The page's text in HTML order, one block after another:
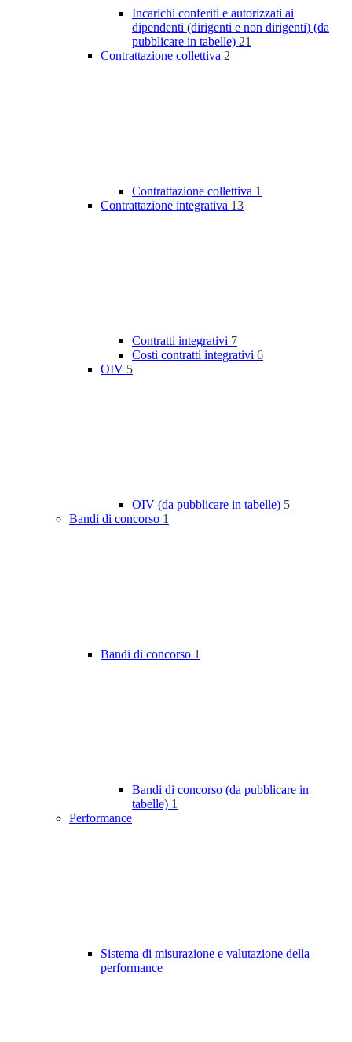
Incarichi conferiti e autorizzati ai
dipendenti (dirigenti e non dirigenti) (da
pubblicare in tabelle) 21
Contrattazione collettiva 2
Contrattazione collettiva 1
Contrattazione integrativa 13
Contratti integrativi 7
Costi contratti integrativi 6
OIV 5
OIV (da pubblicare in tabelle) 5
Bandi di concorso 1
Bandi di concorso 1
Bandi di concorso (da pubblicare in
tabelle) 1
Performance
Sistema di misurazione e valutazione della
performance